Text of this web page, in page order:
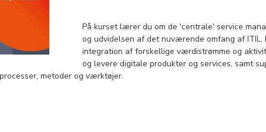
På kurset lærer du om de 'centrale' service
og udvidelsen af det nuværende omfang af ITIL.
integration af forskellige værdistrømme og
og levere digitale produkter og services, samt
metoder og værktøjer.